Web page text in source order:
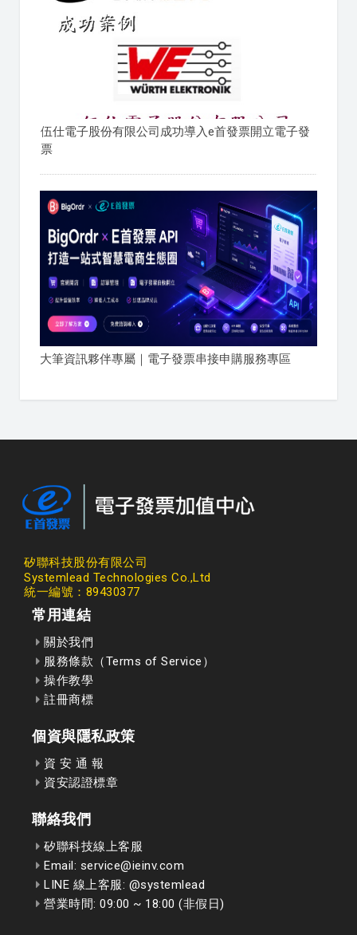
伍仕電子股份有限公司成功導入e首發票開立電子發
票
大筆資訊夥伴專屬｜電子發票串接申購服務專區
矽聯科技股份有限公司
Systemlead Technologies Co.,Ltd
統一編號：89430377
常用連結
關於我們
服務條款（Terms of Service）
操作教學
註冊商標
個資與隱私政策
資 安 通 報
資安認證標章
聯絡我們
矽聯科技線上客服
Email: service@ieinv.com
LINE 線上客服: @systemlead
營業時間: 09:00 ~ 18:00 (非假日)